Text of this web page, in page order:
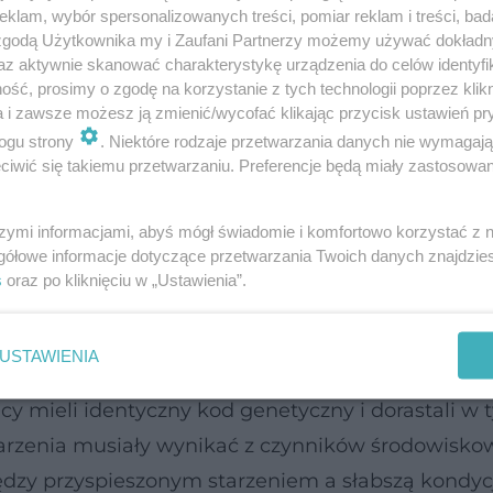
of Virginia, którego wyniki opublikowano w
udział 287 par bliźniąt jednojajowych, a
jest powiązane z pogorszeniem sprawności
Co ciekawe, do oceny wieku naukowcy
które na podstawie śladów
nasze komórki), zwłaszcza nowszych wersji,
cenne, ponieważ pozwala niemal
mieli identyczny kod genetyczny i dorastali w
musiały wynikać z czynników
przyspieszonym starzeniem a słabszą
wybór spersonalizowanych treści, pomiar reklam i treści,
Użytkownika my i Zaufani Partnerzy możemy używać
aktywnie skanować charakterystykę urządzenia do celów
prosimy o zgodę na korzystanie z tych technologii poprzez
i zawsze możesz ją zmienić/wycofać klikając przycisk ustawień
strony
. Niektóre rodzaje przetwarzania danych nie
się takiemu przetwarzaniu. Preferencje będą miały
informacjami, abyś mógł świadomie i komfortowo korzystać z
informacje dotyczące przetwarzania Twoich danych
oraz po kliknięciu w „Ustawienia”.
USTAWIENIA